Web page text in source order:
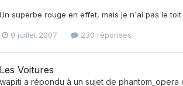
Un superbe rouge en effet, mais je n'ai pas le
9 juillet 2007 230 réponses
Les Voitures
wapiti a répondu à un sujet de phantom_opera